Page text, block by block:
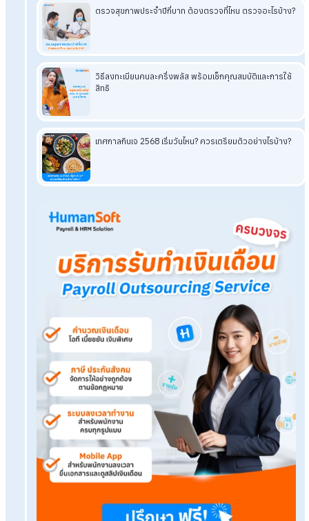
สรุป Payroll Outsource คิดเงินเดือน
พนักงานได้ทุกประเภทหรือไม่?
การคิดเงินเดือนพนักงานแต่ละประเภทมีวิธีและกฎเกณฑ์ที่แตกต่า
กัน การใช้ Payroll Outsource ที่รองรับพนักงานทุกประเภท คุณ
สามารถมั่นใจได้ว่าการจ่ายค่าจ้างจะถูกต้อง ครอบคลุม และเป็นไป
กฎหมายแรงงาน ไม่ว่าพนักงานของคุณจะเป็นรายเดือน รายวัน
พาร์ทไทม์ หรือจ้างเหมา
คิดเงินเดือนพนักงาน
เรื่องที่คุณอาจสนใจ
ตรวจสุขภาพประจำปีกี่บาท ต้องตรวจที่ไหน ตรวจอะ
วิธีลงทะเบียนคนละครึ่งพลัส พร้อมเช็กคุณสมบัติและ
สิทธิ
เทศกาลกินเจ 2568 เริ่มวันไหน? ควรเตรียมตัวอย่าง